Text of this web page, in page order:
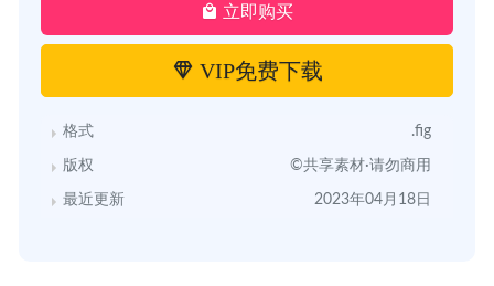
立即购买
VIP免费下载
格式 .fig
版权 ©共享素材·请勿商用
最近更新 2023年04月18日